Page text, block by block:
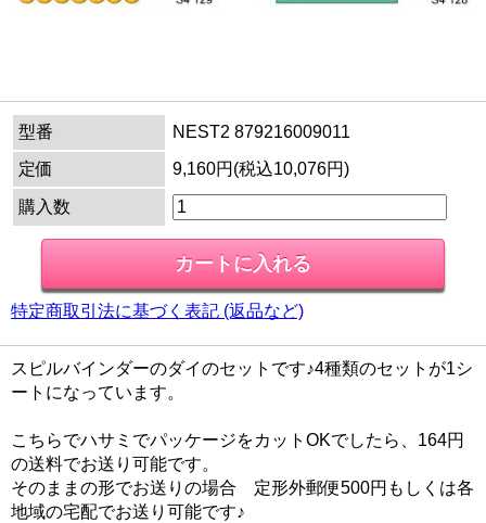
型番
NEST2 879216009011
定価
9,160円(税込10,076円)
購入数
特定商取引法に基づく表記 (返品など)
スピルバインダーのダイのセットです♪4種類のセットが1シ
ートになっています。
こちらでハサミでパッケージをカットOKでしたら、164円
の送料でお送り可能です。
そのままの形でお送りの場合 定形外郵便500円もしくは各
地域の宅配でお送り可能です♪